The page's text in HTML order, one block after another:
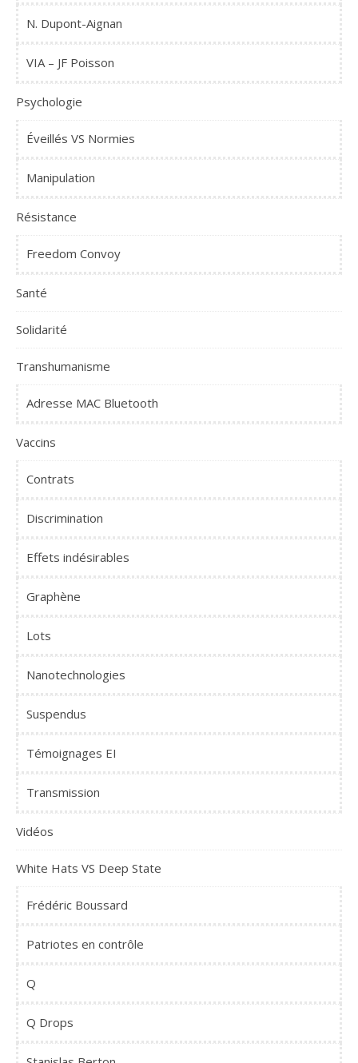
N. Dupont-Aignan
VIA – JF Poisson
Psychologie
Éveillés VS Normies
Manipulation
Résistance
Freedom Convoy
Santé
Solidarité
Transhumanisme
Adresse MAC Bluetooth
Vaccins
Contrats
Discrimination
Effets indésirables
Graphène
Lots
Nanotechnologies
Suspendus
Témoignages EI
Transmission
Vidéos
White Hats VS Deep State
Frédéric Boussard
Patriotes en contrôle
Q
Q Drops